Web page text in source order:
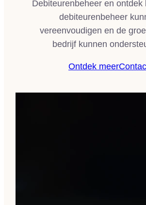
Debiteurenbeheer en ontdek
debiteurenbeheer
vereenvoudigen en de
bedrijf kunnen
Ontdek meer